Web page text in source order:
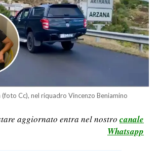
(foto Cc), nel riquadro Vincenzo Beniamino
aggiornato entra nel nostro canale
Whatsapp